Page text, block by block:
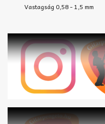
Vastagság 0,58 - 1,5 mm